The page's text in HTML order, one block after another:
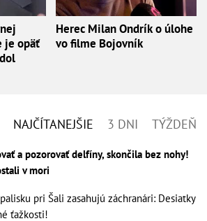
je opäť
Herec Milan Ondrík o úlohe
vo filme Bojovník
NAJČÍTANEJŠIE 3 DNI TÝŽDEŇ
a pozorovať delfíny, skončila bez nohy!
v mori
pri Šali zasahujú záchranári: Desiatky
ťažkosti!